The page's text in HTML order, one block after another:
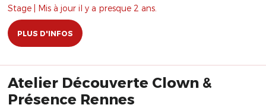
Stage | Mis à jour il y a presque 2 ans.
PLUS D'INFOS
Atelier Découverte Clown &
Présence Rennes